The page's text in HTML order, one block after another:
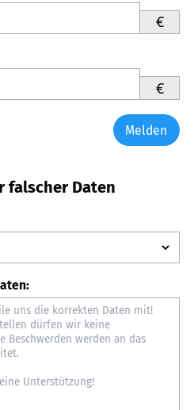
€
€
Melden
falscher Daten